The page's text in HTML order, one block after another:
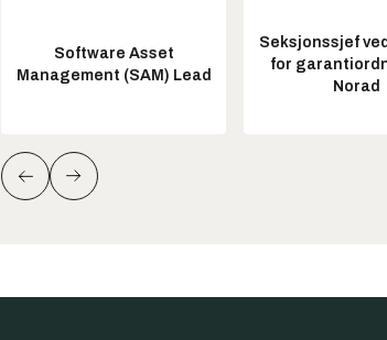
Software Asset
Management (SAM) Lead
Seksjonssjef
for
Norad